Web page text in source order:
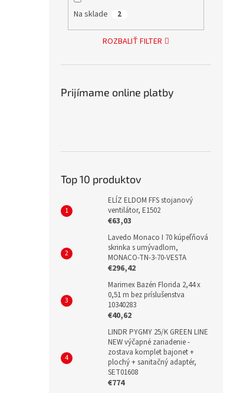
Na sklade 2
ROZBALIŤ FILTER
Prijímame online platby
Top 10 produktov
ELÍZ ELDOM FFS stojanový
ventilátor, E1502
€63,03
Lavedo Monaco I 70 kúpeľňová
skrinka s umývadlom,
MONACO-TN-3-70-VESTA
€296,42
Marimex Bazén Florida 2,44 x
0,51 m bez príslušenstva
10340283
€40,62
LINDR PYGMY 25/K GREEN LINE
NEW výčapné zariadenie -
zostava komplet bajonet +
plochý + sanitačný adaptér,
SET01608
€774